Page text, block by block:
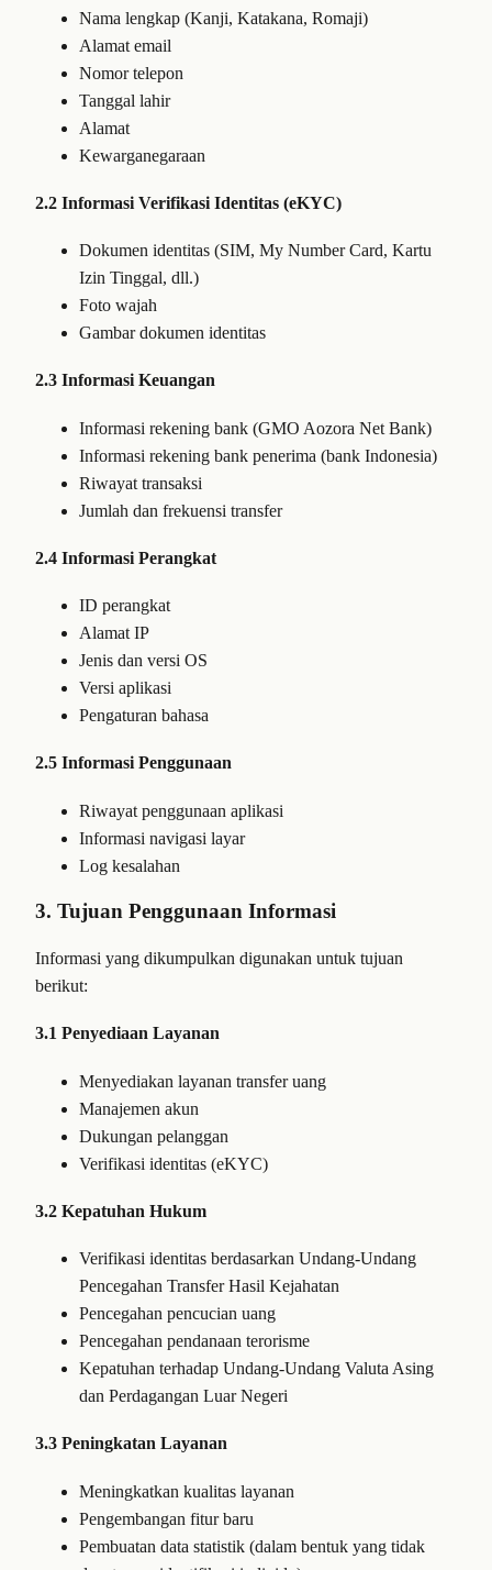
Nama lengkap (Kanji, Katakana, Romaji)
Alamat email
Nomor telepon
Tanggal lahir
Alamat
Kewarganegaraan
2.2 Informasi Verifikasi Identitas (eKYC)
Dokumen identitas (SIM, My Number Card, Kartu
Izin Tinggal, dll.)
Foto wajah
Gambar dokumen identitas
2.3 Informasi Keuangan
Informasi rekening bank (GMO Aozora Net Bank)
Informasi rekening bank penerima (bank Indonesia)
Riwayat transaksi
Jumlah dan frekuensi transfer
2.4 Informasi Perangkat
ID perangkat
Alamat IP
Jenis dan versi OS
Versi aplikasi
Pengaturan bahasa
2.5 Informasi Penggunaan
Riwayat penggunaan aplikasi
Informasi navigasi layar
Log kesalahan
3. Tujuan Penggunaan Informasi
Informasi yang dikumpulkan digunakan untuk tujuan
berikut:
3.1 Penyediaan Layanan
Menyediakan layanan transfer uang
Manajemen akun
Dukungan pelanggan
Verifikasi identitas (eKYC)
3.2 Kepatuhan Hukum
Verifikasi identitas berdasarkan Undang-Undang
Pencegahan Transfer Hasil Kejahatan
Pencegahan pencucian uang
Pencegahan pendanaan terorisme
Kepatuhan terhadap Undang-Undang Valuta Asing
dan Perdagangan Luar Negeri
3.3 Peningkatan Layanan
Meningkatkan kualitas layanan
Pengembangan fitur baru
Pembuatan data statistik (dalam bentuk yang tidak